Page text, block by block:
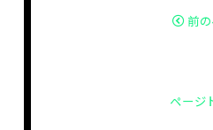
前
ページ